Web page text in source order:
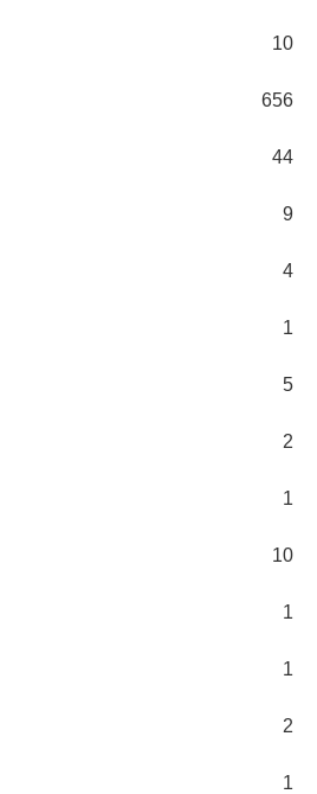
10
656
44
9
4
1
5
2
1
10
1
1
2
1